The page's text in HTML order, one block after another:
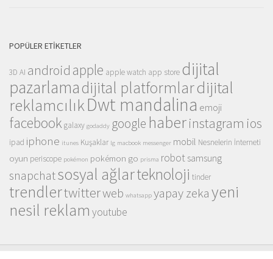
POPÜLER ETIKETLER
3D AI android apple apple watch app store dijital
pazarlamadijital platformlardijital
reklamcılıkDwt mandalina emoji
facebookgalaxy godaddy google haberinstagram ios
ipad iphone itunes Kuşaklar lg macbook messenger mobil Nesnelerin İnterneti
oyun periscope pokémon pokémon go prisma robot samsung
snapchatsosyal ağlarteknoloji tinder
trendlertwitterweb whatsapp yapay zekayeni
nesil reklam youtube